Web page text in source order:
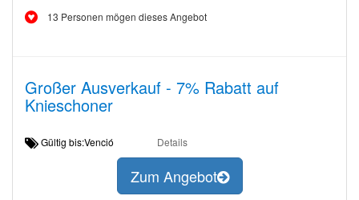
13 Personen mögen dieses Angebot
Großer Ausverkauf - 7% Rabatt auf
Knieschoner
Gültig bis:Venció Details
Zum Angebot